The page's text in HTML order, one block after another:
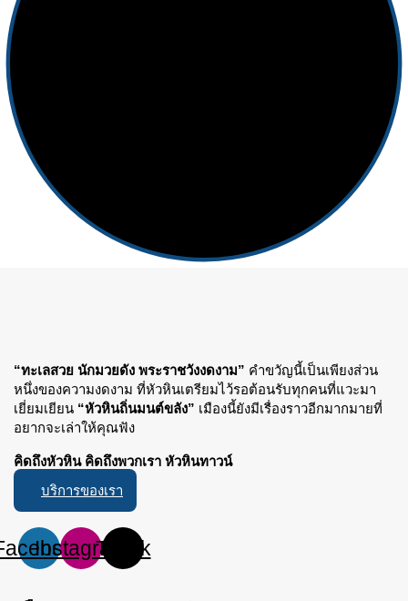
“ทะเลสวย นักมวยดัง พระราชวังงดงาม” คำขวัญนี้เป็นเพียงส่วน
หนึ่งของความงดงาม ที่หัวหินเตรียมไว้รอต้อนรับทุกคนที่แวะมา
เยี่ยมเยียน “หัวหินถิ่นมนต์ขลัง” เมืองนี้ยังมีเรื่องราวอีกมากมายที่
อยากจะเล่าให้คุณฟัง
คิดถึงหัวหิน คิดถึงพวกเรา หัวหินทาวน์
บริการของเรา
InstagramTiktok